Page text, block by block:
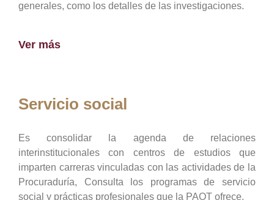
generales, como los detalles de las investigaciones.
Ver más
Servicio social
Es consolidar la agenda de relaciones
interinstitucionales con centros de estudios que
imparten carreras vinculadas con las actividades de la
Procuraduría, Consulta los programas de servicio
social y prácticas profesionales que la PAOT ofrece.